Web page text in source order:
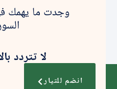
وجدت ما يهمك
لا تتردد
انضم للتيار